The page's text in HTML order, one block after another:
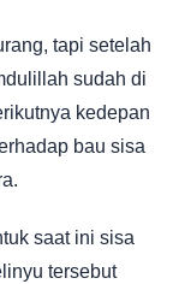
tapi setelah
sudah di
kedepan
bau sisa
saat ini sisa
tersebut